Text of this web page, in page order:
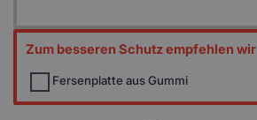
Zum besseren Schutz empfehlen wir
Fersenplatte aus Gummi